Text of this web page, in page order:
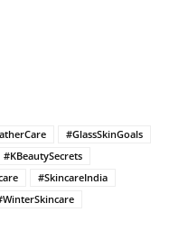
#GlassSkinGoals
#KBeautySecrets
#SkincareIndia